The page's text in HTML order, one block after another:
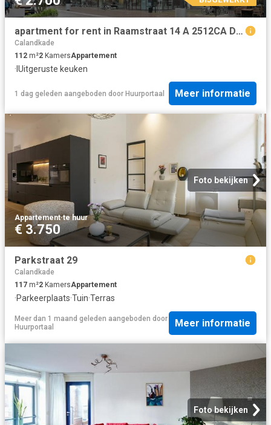
apartment for rent in Raamstraat 14 A 2512CA Den Haag Zuidwal Den Haag
Calandkade
112 m²2 KamersAppartement
· IUitgeruste keuken
1 dag geleden aangeboden door Huurportaal Meer informatie
Foto bekijken
Appartement·te huur
€ 3.750
Parkstraat 29
Calandkade
117 m²2 KamersAppartement
·Parkeerplaats·Tuin·Terras
Meer dan 1 maand geleden aangeboden door
Huurportaal
Meer informatie
Foto bekijken